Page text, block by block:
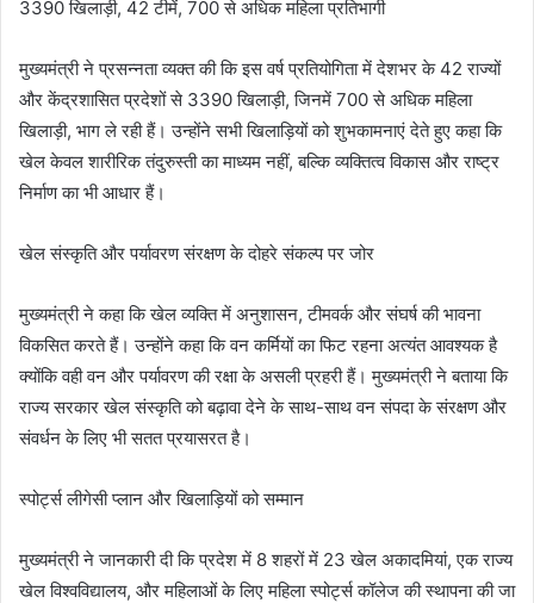
3390 खिलाड़ी, 42 टीमें, 700 से अधिक महिला प्रतिभागी
मुख्यमंत्री ने प्रसन्नता व्यक्त की कि इस वर्ष प्रतियोगिता में देशभर के 42 राज्यों
और केंद्रशासित प्रदेशों से 3390 खिलाड़ी, जिनमें 700 से अधिक महिला
खिलाड़ी, भाग ले रही हैं। उन्होंने सभी खिलाड़ियों को शुभकामनाएं देते हुए कहा कि
खेल केवल शारीरिक तंदुरुस्ती का माध्यम नहीं, बल्कि व्यक्तित्व विकास और राष्ट्र
निर्माण का भी आधार हैं।
खेल संस्कृति और पर्यावरण संरक्षण के दोहरे संकल्प पर जोर
मुख्यमंत्री ने कहा कि खेल व्यक्ति में अनुशासन, टीमवर्क और संघर्ष की भावना
विकसित करते हैं। उन्होंने कहा कि वन कर्मियों का फिट रहना अत्यंत आवश्यक है
क्योंकि वही वन और पर्यावरण की रक्षा के असली प्रहरी हैं। मुख्यमंत्री ने बताया कि
राज्य सरकार खेल संस्कृति को बढ़ावा देने के साथ-साथ वन संपदा के संरक्षण और
संवर्धन के लिए भी सतत प्रयासरत है।
स्पोर्ट्स लीगेसी प्लान और खिलाड़ियों को सम्मान
मुख्यमंत्री ने जानकारी दी कि प्रदेश में 8 शहरों में 23 खेल अकादमियां, एक राज्य
खेल विश्वविद्यालय, और महिलाओं के लिए महिला स्पोर्ट्स कॉलेज की स्थापना की जा